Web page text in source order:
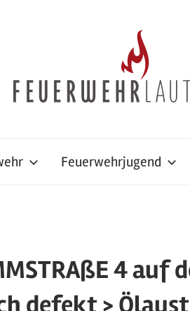
Feuerwehrjugend
4 auf